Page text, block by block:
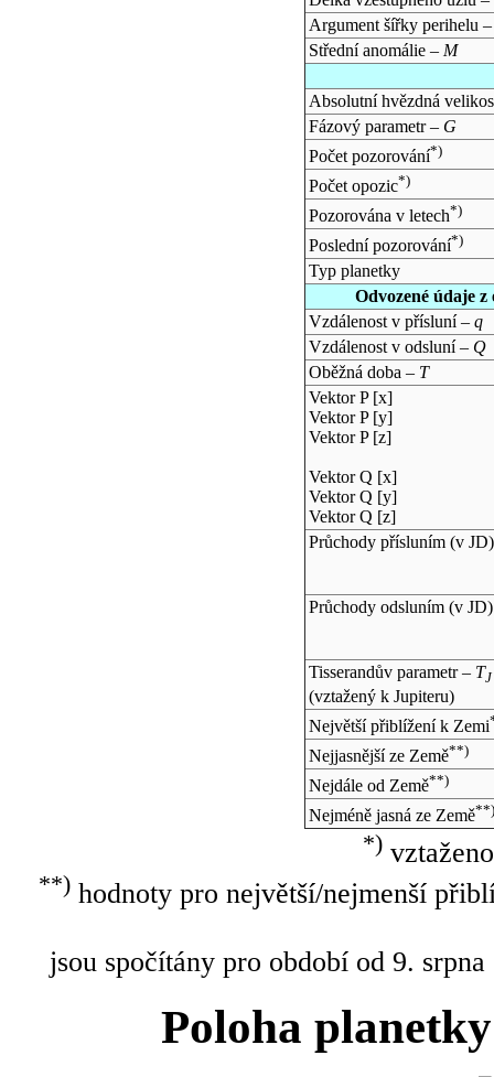
Argument šířky perihelu
Střední anomálie – M
Absolutní hvězdná
Fázový parametr – G
Počet pozorování*)
Počet opozic*)
Pozorována v letech*)
Poslední pozorování*)
Typ planetky
Odvozené údaje
Vzdálenost v přísluní – q
Vzdálenost v odsluní – Q
Oběžná doba – T
Vektor P [x]
Vektor P [y]
Vektor P [z]
Vektor Q [x]
Vektor Q [y]
Vektor Q [z]
Průchody přísluním (v JD)
Průchody odsluním (v JD)
Tisserandův parametr – TJ
(vztažený k Jupiteru)
Největší přiblížení k Zemi
Nejjasnější ze Země**)
Nejdále od Země**)
Nejméně jasná ze Země**)
*)
**)hodnoty pro největší/nejmenší
jsou spočítány pro období od 9.
Poloha